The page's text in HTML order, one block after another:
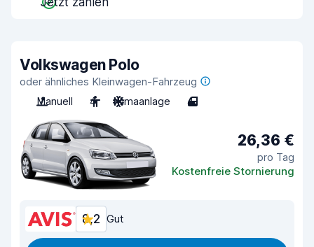
Volkswagen Polo
oder ähnliches Kleinwagen-Fahrzeug
Manuell
4 Klimaanlage 4
26,36 €
pro Tag
Kostenfreie Stornierung
8,2 Gut